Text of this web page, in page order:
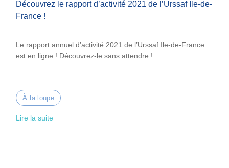
Découvrez le rapport d’activité 2021 de l’Urssaf Ile-de-
France !
Le rapport annuel d’activité 2021 de l’Urssaf Ile-de-France
est en ligne ! Découvrez-le sans attendre !
À la loupe
Lire la suite